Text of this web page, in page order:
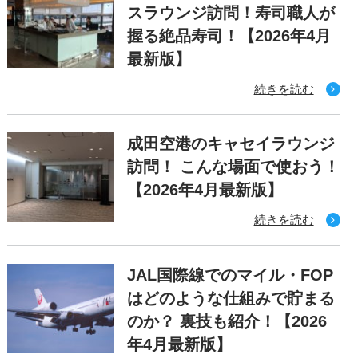
スラウンジ訪問！寿司職人が
握る絶品寿司！【2026年4月
最新版】
続きを読む
成田空港のキャセイラウンジ
訪問！ こんな場面で使おう！
【2026年4月最新版】
続きを読む
JAL国際線でのマイル・FOP
はどのような仕組みで貯まる
のか？ 裏技も紹介！【2026
年4月最新版】